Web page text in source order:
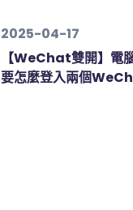
2025-04-17
【WeChat雙開】電
要怎麼登入兩個